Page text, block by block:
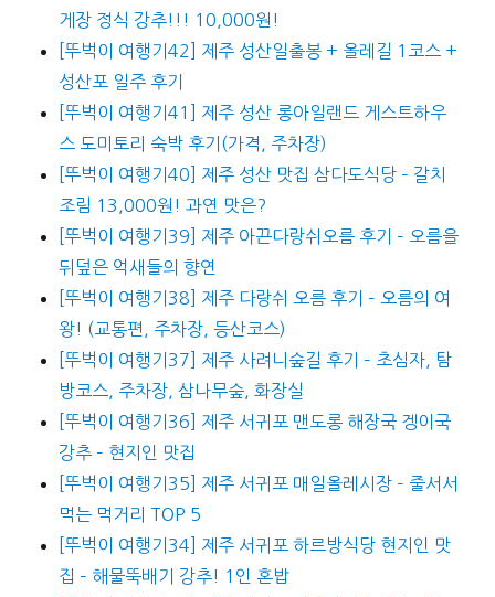
게장 정식 강추!!! 10,000원!
[뚜벅이 여행기42] 제주 성산일출봉 + 올레길 1코스 +
성산포 일주 후기
[뚜벅이 여행기41] 제주 성산 롱아일랜드 게스트하우
스 도미토리 숙박 후기(가격, 주차장)
[뚜벅이 여행기40] 제주 성산 맛집 삼다도식당 – 갈치
조림 13,000원! 과연 맛은?
[뚜벅이 여행기39] 제주 아끈다랑쉬오름 후기 – 오름을
뒤덮은 억새들의 향연
[뚜벅이 여행기38] 제주 다랑쉬 오름 후기 – 오름의 여
왕! (교통편, 주차장, 등산코스)
[뚜벅이 여행기37] 제주 사려니숲길 후기 – 초심자, 탐
방코스, 주차장, 삼나무숲, 화장실
[뚜벅이 여행기36] 제주 서귀포 맨도롱 해장국 겡이국
강추 – 현지인 맛집
[뚜벅이 여행기35] 제주 서귀포 매일올레시장 – 줄서서
먹는 먹거리 TOP 5
[뚜벅이 여행기34] 제주 서귀포 하르방식당 현지인 맛
집 – 해물뚝배기 강추! 1인 혼밥